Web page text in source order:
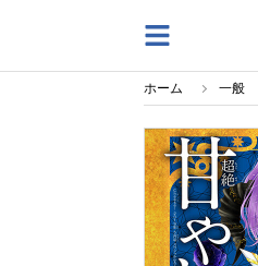
ホーム 一般